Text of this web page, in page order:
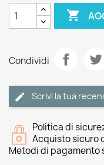

Condividi
Scrivi la tua
Politica di
Acquisto sicuro
Metodi di pagamento